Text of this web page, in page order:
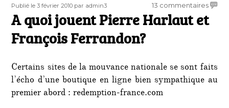
Publié
le
Publié le 3 février 2010 Auteur
par admin3 13 commentairessur
A
quoi
et
A quoi jouent Pierre Harlaut et
François Ferrandon?
Certains sites de la mouvance nationale se sont faits
l’écho d’une boutique en ligne bien sympathique au
premier abord : redemption-france.com